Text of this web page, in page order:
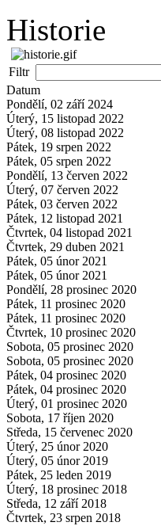
Historie
Filtr
Datum
Pondělí, 02 září 2024
Úterý, 15 listopad 2022
Úterý, 08 listopad 2022
Pátek, 19 srpen 2022
Pátek, 05 srpen 2022
Pondělí, 13 červen 2022
Úterý, 07 červen 2022
Pátek, 03 červen 2022
Pátek, 12 listopad 2021
Čtvrtek, 04 listopad 2021
Čtvrtek, 29 duben 2021
Pátek, 05 únor 2021
Pátek, 05 únor 2021
Pondělí, 28 prosinec 2020
Pátek, 11 prosinec 2020
Pátek, 11 prosinec 2020
Čtvrtek, 10 prosinec 2020
Sobota, 05 prosinec 2020
Sobota, 05 prosinec 2020
Pátek, 04 prosinec 2020
Pátek, 04 prosinec 2020
Úterý, 01 prosinec 2020
Sobota, 17 říjen 2020
Středa, 15 červenec 2020
Úterý, 25 únor 2020
Úterý, 05 únor 2019
Pátek, 25 leden 2019
Úterý, 18 prosinec 2018
Středa, 12 září 2018
Čtvrtek, 23 srpen 2018